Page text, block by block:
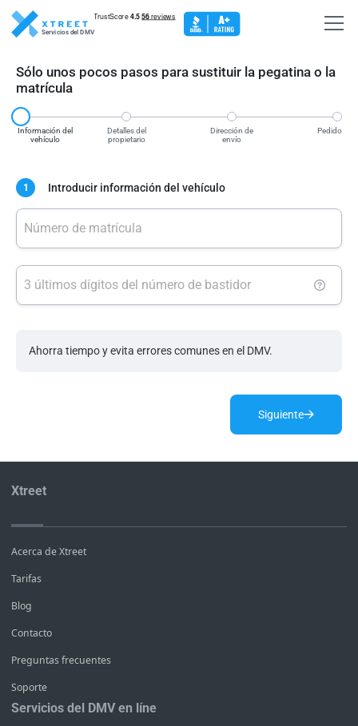
Servicios del DMV
Sólo unos pocos pasos para sustituir la pegatina o la
matrícula
Información del
vehículo
Detalles del
propietario
Dirección de
envío
Pedido
1 Introducir información del vehículo
Número de matrícula
3 últimos dígitos del número de bastidor
Ahorra tiempo y evita errores comunes en el DMV.
Siguiente
Xtreet
Acerca de Xtreet
Tarifas
Blog
Contacto
Preguntas frecuentes
Soporte
Servicios del DMV en líne